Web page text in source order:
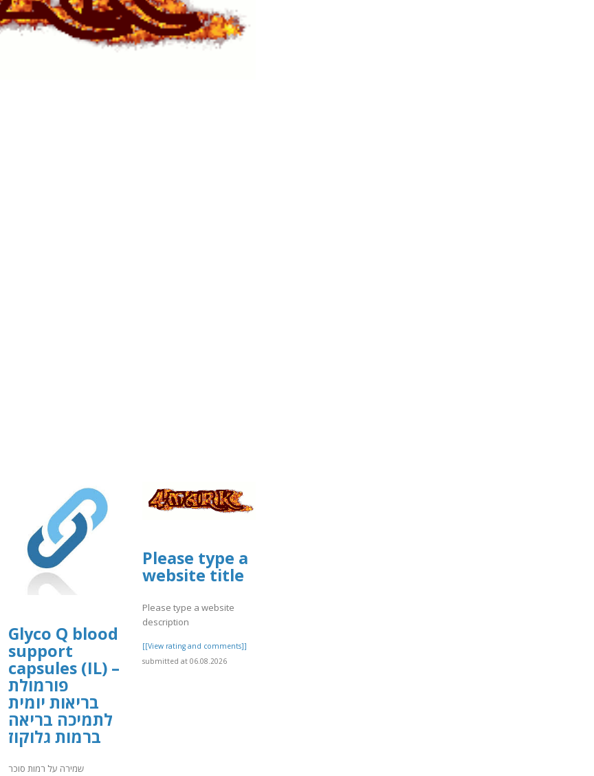
Glyco Q blood
support
capsules (IL) –
פורמולת
בריאות יומית
לתמיכה בריאה
ברמות גלוקוז
שמירה על רמות סוכר
Please type a
website title
Please type a website
description
[[View rating and comments]]
submitted at 06.08.2026